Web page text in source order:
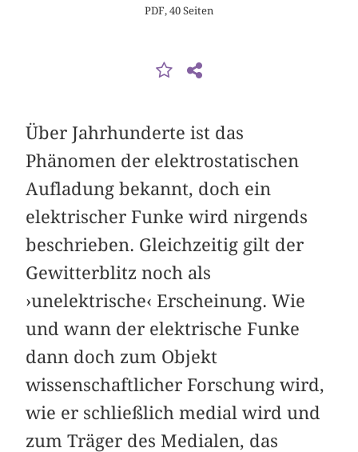
PDF, 40 Seiten
Über Jahrhunderte ist das
Phänomen der elektrostatischen
Aufladung bekannt, doch ein
elektrischer Funke wird nirgends
beschrieben. Gleichzeitig gilt der
Gewitterblitz noch als
›unelektrische‹ Erscheinung. Wie
und wann der elektrische Funke
dann doch zum Objekt
wissenschaftlicher Forschung wird,
wie er schließlich medial wird und
zum Träger des Medialen, das